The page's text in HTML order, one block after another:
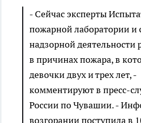
- Сейчас эксперты
пожарной лаборатории и
надзорной деятельности
в причинах пожара, в
девочки двух и трех лет, -
комментируют в пресс-
России по Чувашии. -
возгорании поступила в